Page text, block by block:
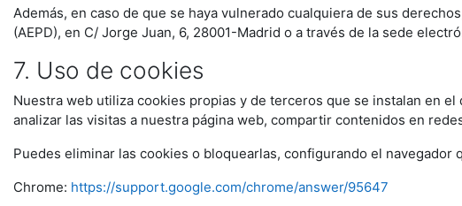
Además, en caso de que se haya vulnerado cualquiera de sus
(AEPD), en C/ Jorge Juan, 6, 28001-Madrid o a través de la sede
7. Uso de cookies
Nuestra web utiliza cookies propias y de terceros que se instalan en
analizar las visitas a nuestra página web, compartir contenidos en
Puedes eliminar las cookies o bloquearlas, configurando el navegador
Chrome: https://support.google.com/chrome/answer/95647